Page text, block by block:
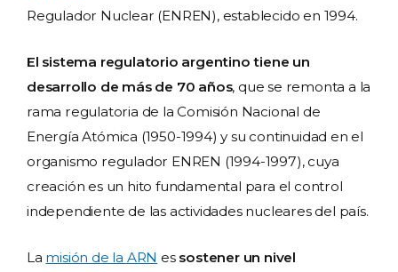
Regulador Nuclear (ENREN), establecido en 1994.
El sistema regulatorio argentino tiene un
desarrollo de más de 70 años, que se remonta a la
rama regulatoria de la Comisión Nacional de
Energía Atómica (1950-1994) y su continuidad en el
organismo regulador ENREN (1994-1997), cuya
creación es un hito fundamental para el control
independiente de las actividades nucleares del país.
La misión de la ARN es sostener un nivel